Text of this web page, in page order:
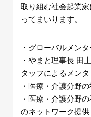
取り組む社会起業
ってまいります。
・グローバルメン
・やまと理事長 田
タッフによるメン
・医療・介護分野
・医療・介護分野
のネットワーク提供